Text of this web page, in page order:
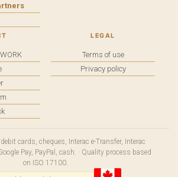
LEGAL
Terms of use
Privacy policy
cards, cheques, Interac e-Transfer, Interac
Pay, PayPal, cash. · Quality process based
on ISO 17100.